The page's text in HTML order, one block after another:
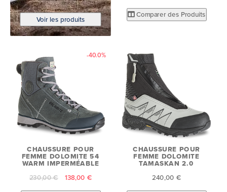
Voir les produits
Comparer des Produits
-40.0%
CHAUSSURE POUR
FEMME DOLOMITE 54
WARM IMPERMÉABLE
230,00 €
138,00 €
CHAUSSURE POUR
FEMME DOLOMITE
TAMASKAN 2.0
240,00 €